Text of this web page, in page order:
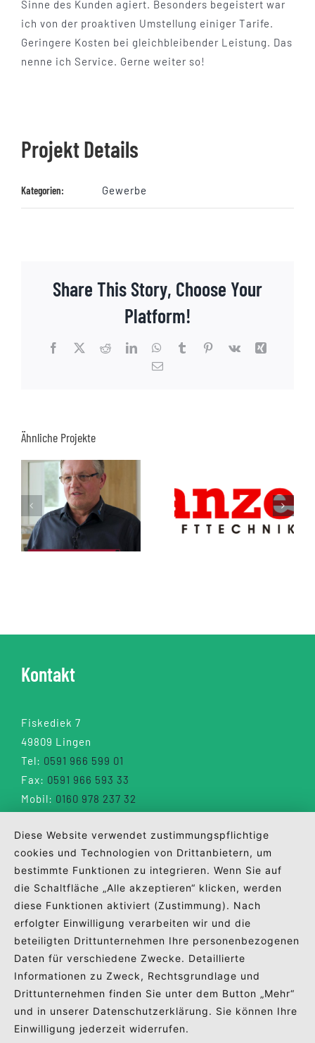
Sinne des Kunden agiert. Besonders begeistert war
ich von der proaktiven Umstellung einiger Tarife.
Geringere Kosten bei gleichbleibender Leistung. Das
nenne ich Service. Gerne weiter so!
Projekt Details
Kategorien: Gewerbe
Share This Story, Choose Your
Platform!
Facebook Reddit LinkedInWhatsApp
TumblrPinterest
Vk
E-
Ähnliche Projekte
Kontakt
Fiskediek 7
49809 Lingen
Tel: 0591 966 599 01
Fax: 0591 966 593 33
Mobil: 0160 978 237 32
Impressum Datenschutz
Erstinformation
Sponsoring
Diese Website verwendet zustimmungspflichtige
cookies und Technologien von Drittanbietern, um
bestimmte Funktionen zu integrieren. Wenn Sie auf
die Schaltfläche „Alle akzeptieren“ klicken, werden
diese Funktionen aktiviert (Zustimmung). Nach
erfolgter Einwilligung verarbeiten wir und die
beteiligten Drittunternehmen Ihre personenbezogenen
Daten für verschiedene Zwecke. Detaillierte
Informationen zu Zweck, Rechtsgrundlage und
Drittunternehmen finden Sie unter dem Button „Mehr“
und in unserer Datenschutzerklärung. Sie können Ihre
Einwilligung jederzeit widerrufen.